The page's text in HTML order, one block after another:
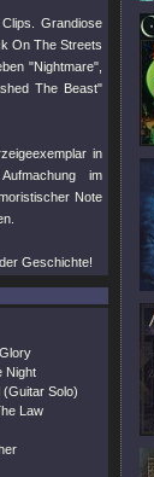
Grandiose
On The Streets
"Nightmare"
The Beast"
in
im
Note
Geschichte!
Night
Solo)
Law